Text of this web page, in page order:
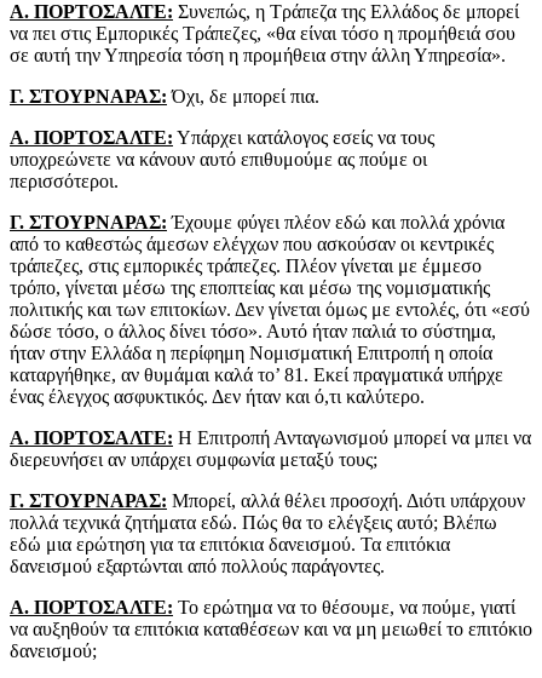
Α. ΠΟΡΤΟΣΑΛΤΕ: Συνεπώς, η Τράπεζα της Ελλάδος δε μπορεί
να πει στις Εμπορικές Τράπεζες, «θα είναι τόσο η προμήθειά σου
σε αυτή την Υπηρεσία τόση η προμήθεια στην άλλη Υπηρεσία».
Γ. ΣΤΟΥΡΝΑΡΑΣ: Όχι, δε μπορεί πια.
Α. ΠΟΡΤΟΣΑΛΤΕ: Υπάρχει κατάλογος εσείς να τους
υποχρεώνετε να κάνουν αυτό επιθυμούμε ας πούμε οι
περισσότεροι.
Γ. ΣΤΟΥΡΝΑΡΑΣ: Έχουμε φύγει πλέον εδώ και πολλά χρόνια
από το καθεστώς άμεσων ελέγχων που ασκούσαν οι κεντρικές
τράπεζες, στις εμπορικές τράπεζες. Πλέον γίνεται με έμμεσο
τρόπο, γίνεται μέσω της εποπτείας και μέσω της νομισματικής
πολιτικής και των επιτοκίων. Δεν γίνεται όμως με εντολές, ότι «εσύ
δώσε τόσο, ο άλλος δίνει τόσο». Αυτό ήταν παλιά το σύστημα,
ήταν στην Ελλάδα η περίφημη Νομισματική Επιτροπή η οποία
καταργήθηκε, αν θυμάμαι καλά το’ 81. Εκεί πραγματικά υπήρχε
ένας έλεγχος ασφυκτικός. Δεν ήταν και ό,τι καλύτερο.
Α. ΠΟΡΤΟΣΑΛΤΕ: Η Επιτροπή Ανταγωνισμού μπορεί να μπει να
διερευνήσει αν υπάρχει συμφωνία μεταξύ τους;
Γ. ΣΤΟΥΡΝΑΡΑΣ: Μπορεί, αλλά θέλει προσοχή. Διότι υπάρχουν
πολλά τεχνικά ζητήματα εδώ. Πώς θα το ελέγξεις αυτό; Βλέπω
εδώ μια ερώτηση για τα επιτόκια δανεισμού. Τα επιτόκια
δανεισμού εξαρτώνται από πολλούς παράγοντες.
Α. ΠΟΡΤΟΣΑΛΤΕ: Το ερώτημα να το θέσουμε, να πούμε, γιατί
να αυξηθούν τα επιτόκια καταθέσεων και να μη μειωθεί το επιτόκιο
δανεισμού;